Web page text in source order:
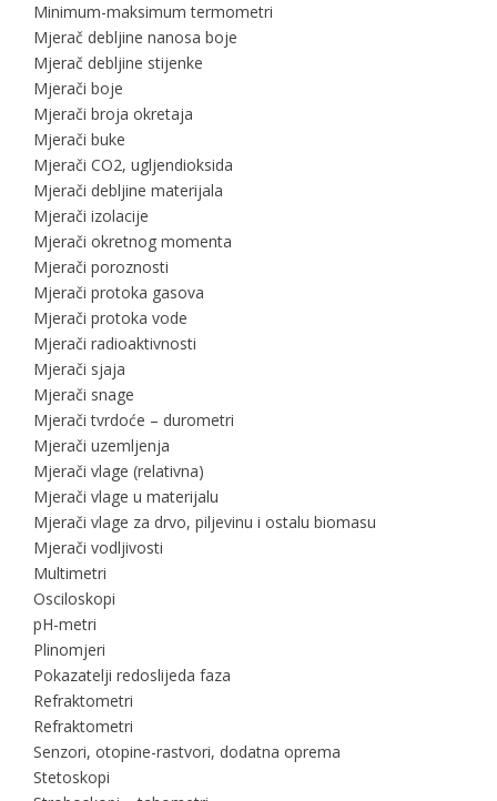
Minimum-maksimum termometri
Mjerač debljine nanosa boje
Mjerač debljine stijenke
Mjerači boje
Mjerači broja okretaja
Mjerači buke
Mjerači CO2, ugljendioksida
Mjerači debljine materijala
Mjerači izolacije
Mjerači okretnog momenta
Mjerači poroznosti
Mjerači protoka gasova
Mjerači protoka vode
Mjerači radioaktivnosti
Mjerači sjaja
Mjerači snage
Mjerači tvrdoće – durometri
Mjerači uzemljenja
Mjerači vlage (relativna)
Mjerači vlage u materijalu
Mjerači vlage za drvo, piljevinu i ostalu biomasu
Mjerači vodljivosti
Multimetri
Osciloskopi
pH-metri
Plinomjeri
Pokazatelji redoslijeda faza
Refraktometri
Refraktometri
Senzori, otopine-rastvori, dodatna oprema
Stetoskopi